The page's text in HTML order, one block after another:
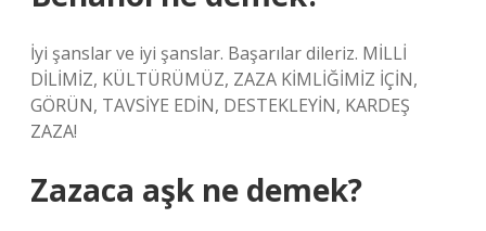
İyi şanslar ve iyi şanslar. Başarılar dileriz. MİLLİ
DİLİMİZ, KÜLTÜRÜMÜZ, ZAZA KİMLİĞİMİZ İÇİN,
GÖRÜN, TAVSİYE EDİN, DESTEKLEYİN, KARDEŞ
ZAZA!
Zazaca aşk ne demek?